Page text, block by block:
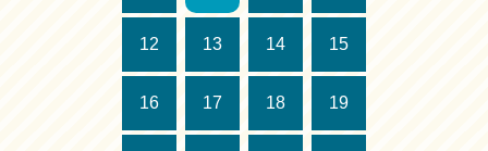
12 13 14 15
16 17 18 19